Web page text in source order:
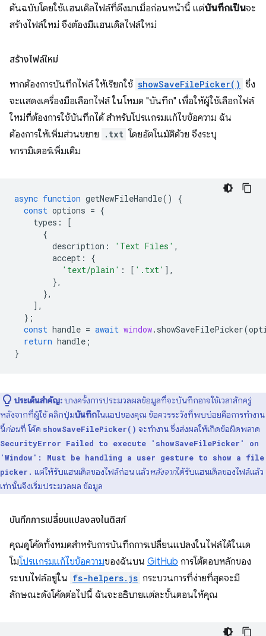
ต้นฉบับโดยใช้แฮนเดิลไฟล์ที่ดึงมาเมื่อก่อนหน้านี้ แต่บันทึกเป็นจะ
สร้างไฟล์ใหม่ จึงต้องมีแฮนเดิลไฟล์ใหม่
สร้างไฟล์ใหม่
หากต้องการบันทึกไฟล์ ให้เรียกใช้ showSaveFilePicker() ซึ่ง
จะแสดงเครื่องมือเลือกไฟล์ ในโหมด "บันทึก" เพื่อให้ผู้ใช้เลือกไฟล์
ใหม่ที่ต้องการใช้บันทึกได้ สำหรับโปรแกรมแก้ไขข้อความ ฉัน
ต้องการให้เพิ่มส่วนขยาย
.txt โดยอัตโนมัติด้วย จึงระบุ
พารามิเตอร์เพิ่มเติม
async function getNewFileHandle()
{
const options = {
types :
[
{
description : 'Text Files' ,
accept :
{
'text/plain' : [ '.txt' ],
},
},
],
};
const handle = await window. showSaveFilePicker(
return handle ;
}
ประเด็นสำคัญ: บางครั้งการประมวลผลข้อมูลที่จะบันทึกอาจใช้เวลาสักครู่
หลังจากที่ผู้ใช้ คลิกปุ่มบันทึกในแอปของคุณ ข้อควรระวังที่พบบ่อยคือการทำงาน
นี้ก่อนที่ โค้ด showSaveFilePicker() จะทำงาน ซึ่งส่งผลให้เกิดข้อผิดพลาด
SecurityError Failed to execute 'showSaveFilePicker' on
'Window': Must be handling a user gesture to show a file
picker. แต่ให้รับแฮนเดิลของไฟล์ก่อน แล้วหลังจากได้รับแฮนเดิลของไฟล์แล้ว
เท่านั้นจึงเริ่มประมวลผล ข้อมูล
บันทึกการเปลี่ยนแปลงลงในดิสก์
คุณดูโค้ดทั้งหมดสำหรับการบันทึกการเปลี่ยนแปลงในไฟล์ได้ในเด
โมโปรแกรมแก้ไขข้อความของฉันบน GitHub การโต้ตอบหลักของ
ระบบไฟล์อยู่ใน fs-helpers.js กระบวนการที่ง่ายที่สุดจะมี
ลักษณะดังโค้ดต่อไปนี้ ฉันจะอธิบายแต่ละขั้นตอนให้คุณ